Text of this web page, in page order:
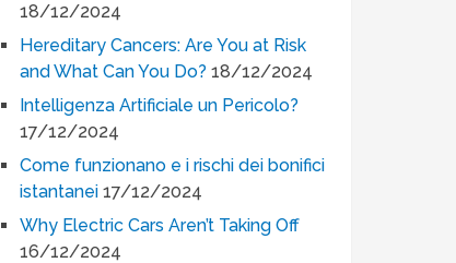
18/12/2024
Hereditary Cancers: Are You at Risk
and What Can You Do? 18/12/2024
Intelligenza Artificiale un Pericolo?
17/12/2024
Come funzionano e i rischi dei bonifici
istantanei 17/12/2024
Why Electric Cars Aren’t Taking Off
16/12/2024